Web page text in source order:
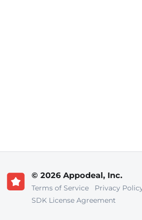
© 2026 Appodeal, Inc.
Terms of Service
Privacy
SDK License Agreement